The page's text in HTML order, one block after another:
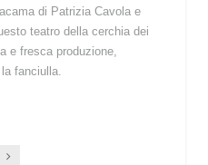
di Patrizia Cavola e
teatro della cerchia dei
e fresca produzione,
fanciulla.
Succ.